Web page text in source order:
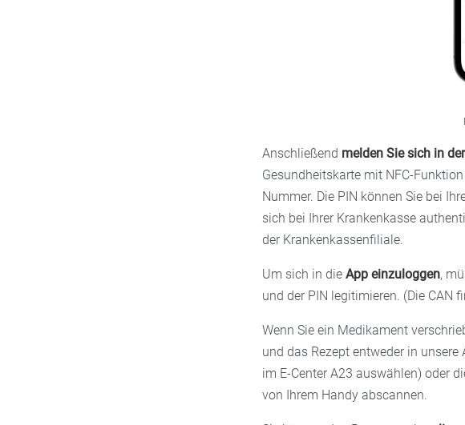
Anschließend melden Sie sich in
Gesundheitskarte mit NFC-
Nummer. Die PIN können Sie bei
sich bei Ihrer Krankenkasse
der Krankenkassenfiliale.
Um sich in die App einzuloggen,
und der PIN legitimieren. (Die CAN
Wenn Sie ein Medikament
und das Rezept entweder in
im E-Center A23 auswählen) oder
von Ihrem Handy abscannen.